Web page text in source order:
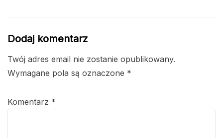
Dodaj komentarz
Twój adres email nie zostanie opublikowany.
Wymagane pola są oznaczone *
Komentarz *